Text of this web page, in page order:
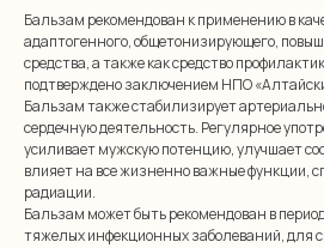
Бальзам рекомендован к применению в
адаптогенного, общетонизирующего,
средства, а также как средство
подтверждено заключением НПО
Бальзам также стабилизирует
сердечную деятельность. Регулярное
усиливает мужскую потенцию, улучшает
влияет на все жизненно важные функции,
радиации.
Бальзам может быть рекомендован в
тяжелых инфекционных заболеваний, для